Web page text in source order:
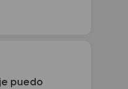
puedo